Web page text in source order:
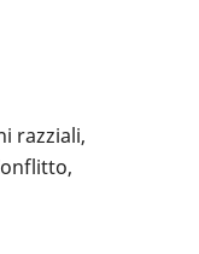
razziali,